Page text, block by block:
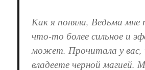
Как я поняла, Ведьма
что-то более сильное и
может. Прочитала у вас,
владеете черной магией.